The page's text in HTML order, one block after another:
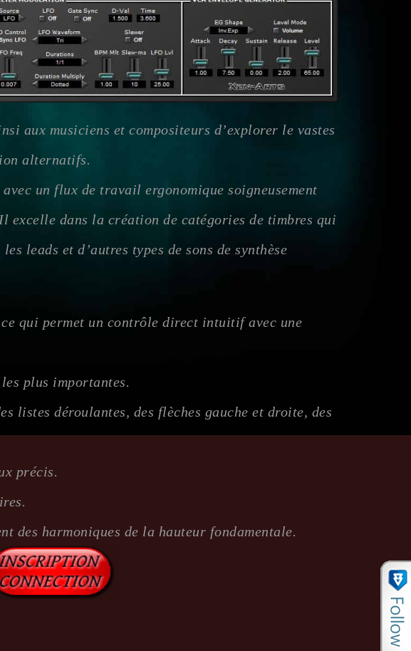
aux musiciens et compositeurs d’explorer le vastes
alternatifs.
un flux de travail ergonomique soigneusement
excelle dans la création de catégories de timbres qui
leads et d’autres types de sons de synthèse
ce qui permet un contrôle direct intuitif avec une
plus importantes.
listes déroulantes, des flèches gauche et droite, des
précis.
des harmoniques de la hauteur fondamentale.